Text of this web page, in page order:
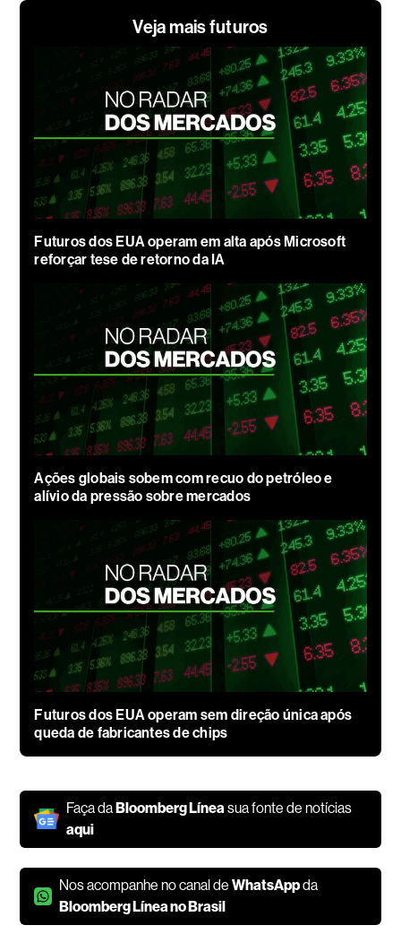
Veja mais futuros
Futuros dos EUA operam em alta após Microsoft
reforçar tese de retorno da IA
Ações globais sobem com recuo do petróleo e
alívio da pressão sobre mercados
Futuros dos EUA operam sem direção única após
queda de fabricantes de chips
Faça daBloomberg Línea sua fonte de notícias
aqui
Nos acompanhe no canal deWhatsAppda
Bloomberg Línea no Brasil